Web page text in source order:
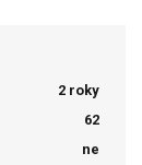
2 roky
62
ne